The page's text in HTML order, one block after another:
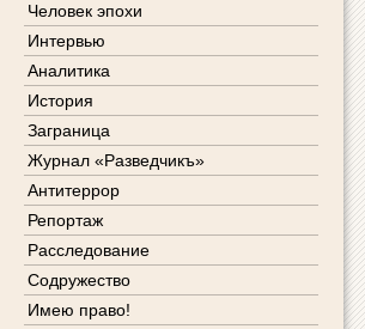
Человек эпохи
Интервью
Аналитика
История
Заграница
Журнал «Разведчикъ»
Антитеррор
Репортаж
Расследование
Содружество
Имею право!